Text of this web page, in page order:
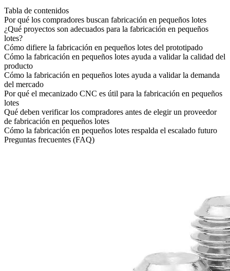
Tabla de contenidos
Por qué los compradores buscan fabricación en pequeños lotes
¿Qué proyectos son adecuados para la fabricación en pequeños
lotes?
Cómo difiere la fabricación en pequeños lotes del prototipado
Cómo la fabricación en pequeños lotes ayuda a validar la calidad del
producto
Cómo la fabricación en pequeños lotes ayuda a validar la demanda
del mercado
Por qué el mecanizado CNC es útil para la fabricación en pequeños
lotes
Qué deben verificar los compradores antes de elegir un proveedor
de fabricación en pequeños lotes
Cómo la fabricación en pequeños lotes respalda el escalado futuro
Preguntas frecuentes (FAQ)